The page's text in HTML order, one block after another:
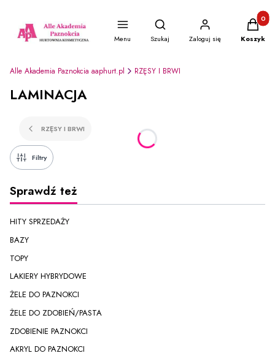
Menu
Otwórz wyszukiwarkę
Szukaj Zaloguj się Koszyk
Alle Akademia Paznokcia aaphurt.pl RZĘSY I BRWI
LAMINACJA
RZĘSY I BRWI
Filtry
Sprawdź też
HITY SPRZEDAŻY
BAZY
TOPY
LAKIERY HYBRYDOWE
ŻELE DO PAZNOKCI
ŻELE DO ZDOBIEŃ/PASTA
ZDOBIENIE PAZNOKCI
AKRYL DO PAZNOKCI